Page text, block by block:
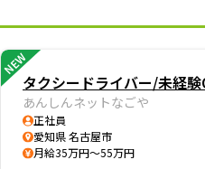
NEW
タクシードライバー/未経
あんしんネットなごや
正社員
愛知県 名古屋市
月給35万円～55万円